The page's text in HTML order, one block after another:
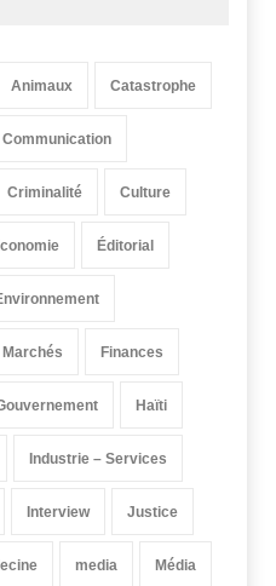
Animaux Catastrophe
Communication
Criminalité Culture
Éditorial
Finances
Haïti
Industrie – Services
Interview Justice
media Média